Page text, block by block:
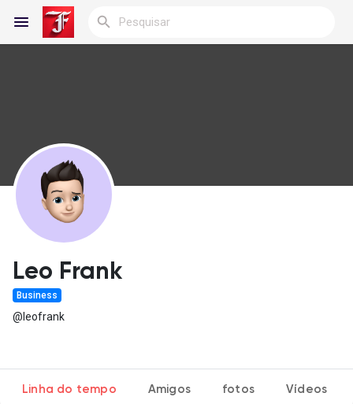
Encontrar Blogs
Blogs
Encontrar Grupos
Leo Frank
Business
@leofrank
Linha do tempo Amigos fotos Vídeos